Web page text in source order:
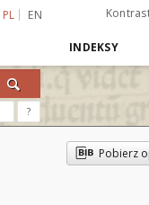
PL EN
INDEKSY
?
Pobierz